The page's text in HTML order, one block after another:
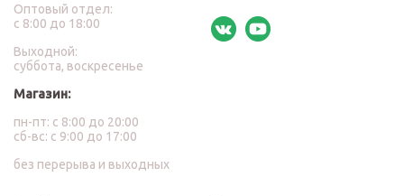
Оптовый отдел:
с 8:00 до 18:00
Выходной:
суббота, воскресенье
Магазин:
пн-пт: с 8:00 до 20:00
сб-вс: с 9:00 до 17:00
без перерыва и выходных